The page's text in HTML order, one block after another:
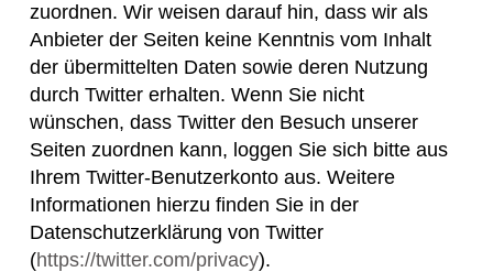
zuordnen. Wir weisen darauf hin, dass wir als
Anbieter der Seiten keine Kenntnis vom Inhalt
der übermittelten Daten sowie deren Nutzung
durch Twitter erhalten. Wenn Sie nicht
wünschen, dass Twitter den Besuch unserer
Seiten zuordnen kann, loggen Sie sich bitte aus
Ihrem Twitter-Benutzerkonto aus. Weitere
Informationen hierzu finden Sie in der
Datenschutzerklärung von Twitter
(https://twitter.com/privacy).